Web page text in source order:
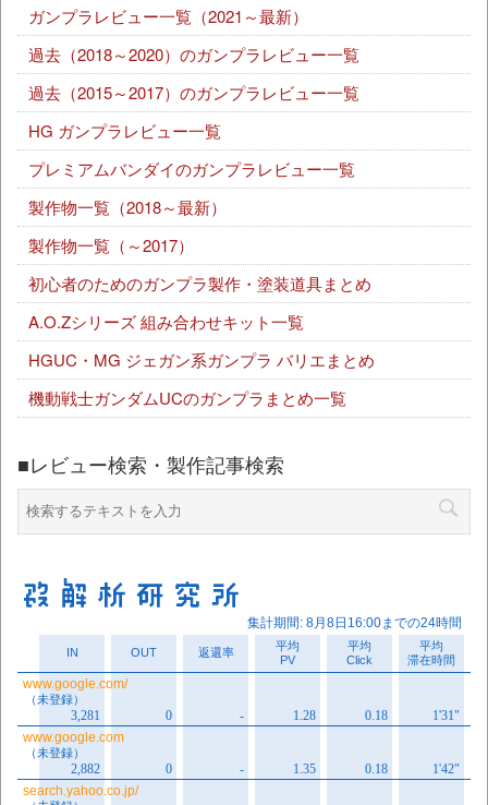
ガンプラレビュー一覧（2021～最新）
過去（2018～2020）のガンプラレビュー一覧
過去（2015～2017）のガンプラレビュー一覧
HG ガンプラレビュー一覧
プレミアムバンダイのガンプラレビュー一覧
製作物一覧（2018～最新）
製作物一覧（～2017）
初心者のためのガンプラ製作・塗装道具まとめ
A.O.Zシリーズ 組み合わせキット一覧
HGUC・MG ジェガン系ガンプラ バリエまとめ
機動戦士ガンダムUCのガンプラまとめ一覧
■レビュー検索・製作記事検索